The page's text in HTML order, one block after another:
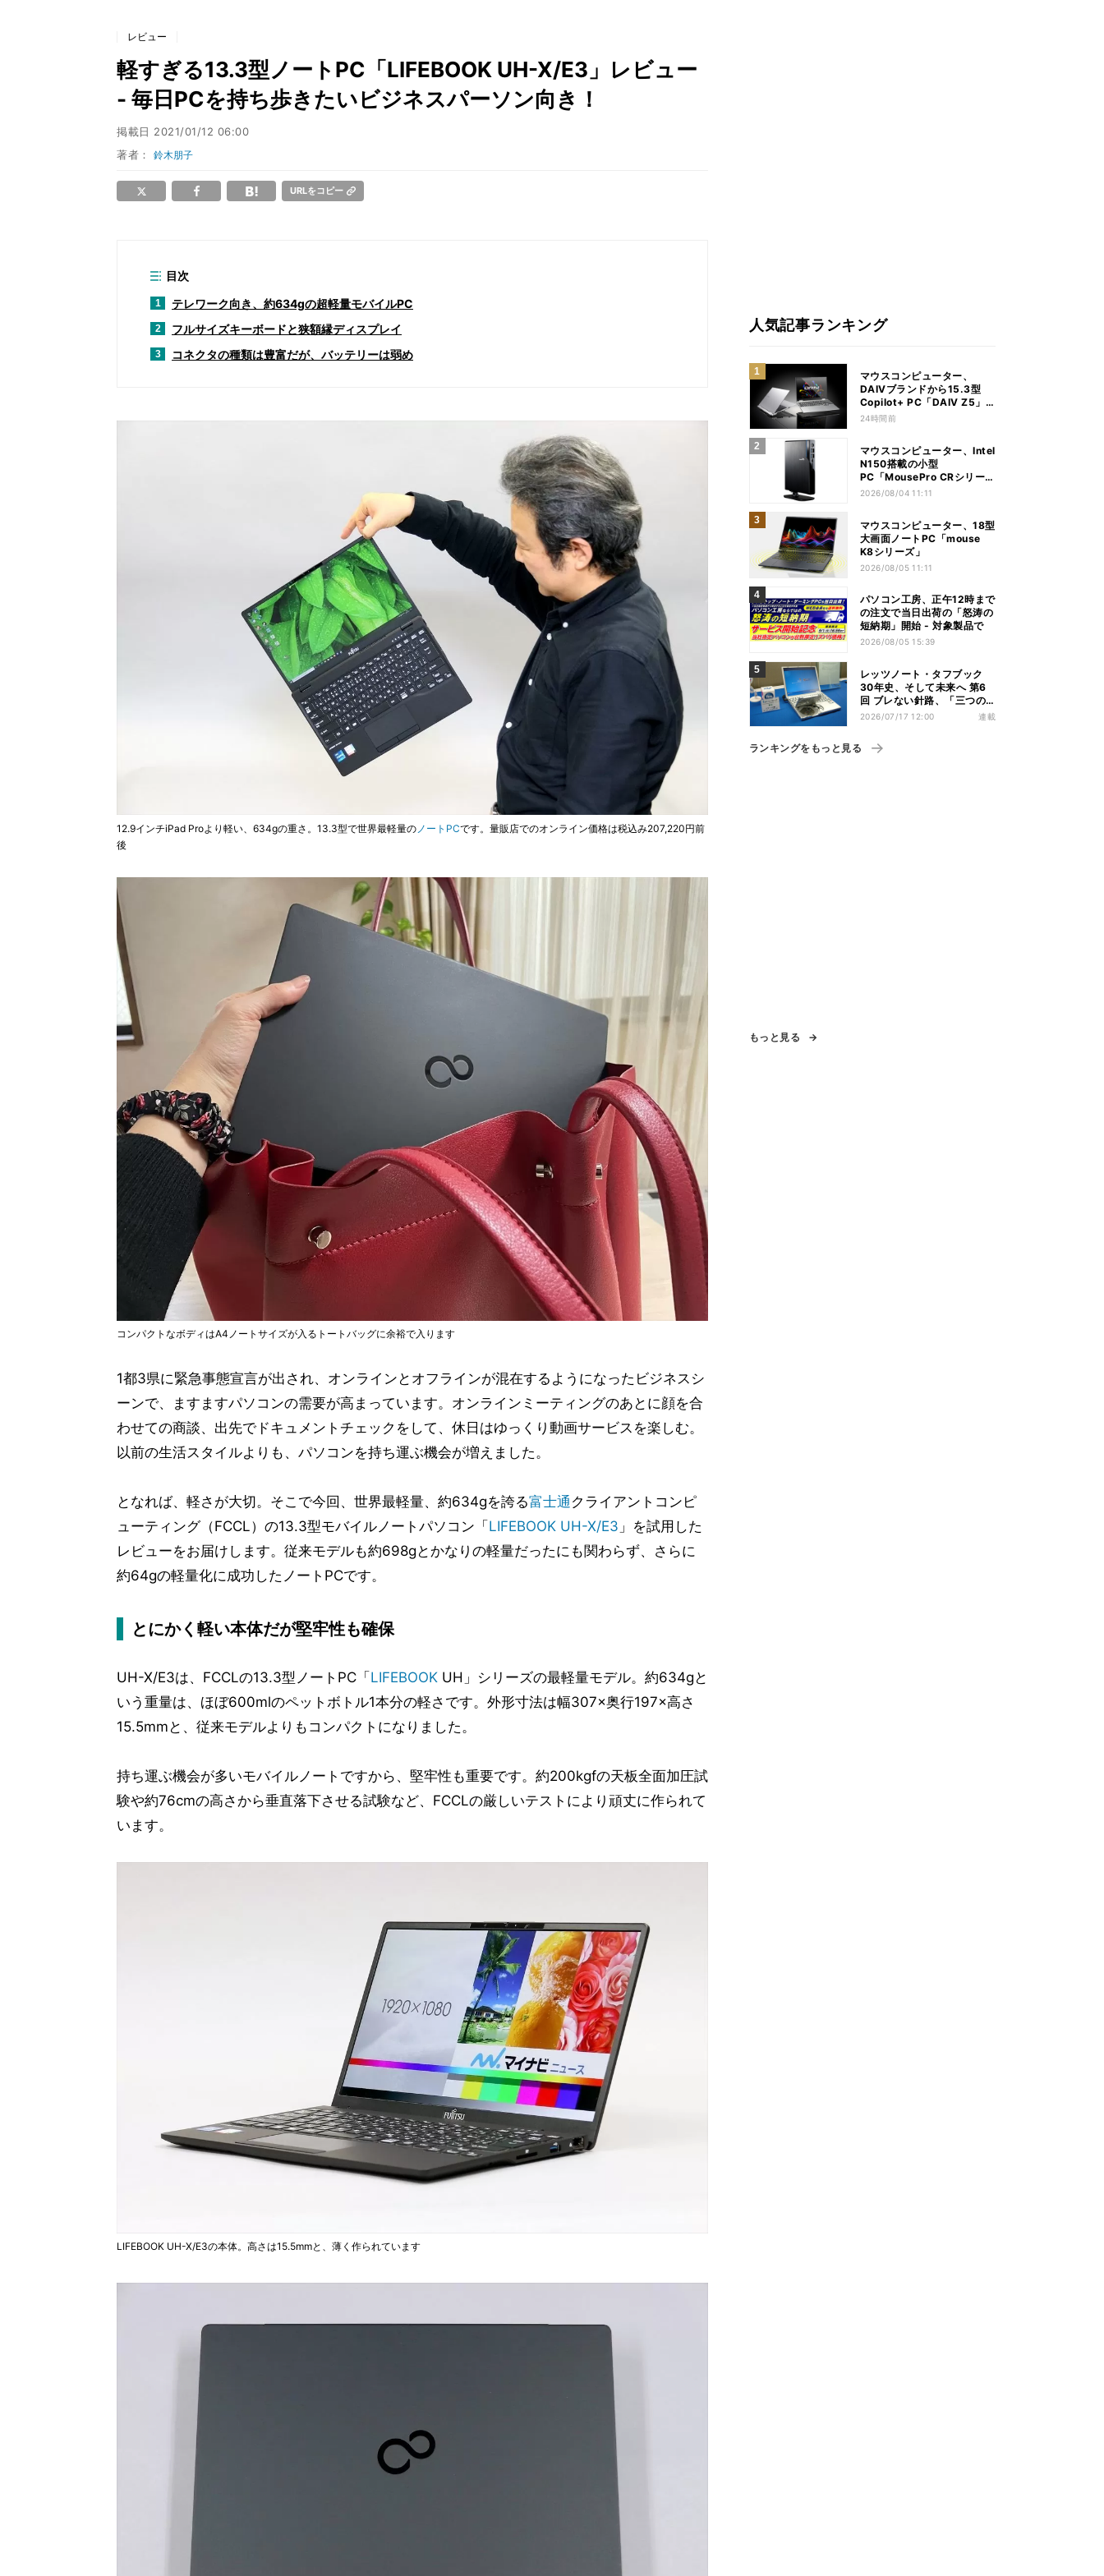
レビュー
軽すぎる13.3型ノートPC「LIFEBOOK UH-X/E3」レビュー
- 毎日PCを持ち歩きたいビジネスパーソン向き！
掲載日 2021/01/12 06:00
著者：鈴木朋子
URLをコピー
目次
1 テレワーク向き、約634gの超軽量モバイルPC
2 フルサイズキーボードと狭額縁ディスプレイ
3 コネクタの種類は豊富だが、バッテリーは弱め
12.9インチiPad Proより軽い、634gの重さ。13.3型で世界最軽量のノートPCです。量販店でのオンライン価格は税込み207,220円前
後
コンパクトなボディはA4ノートサイズが入るトートバッグに余裕で入ります
1都3県に緊急事態宣言が出され、オンラインとオフラインが混在するようになったビジネスシ
ーンで、ますますパソコンの需要が高まっています。オンラインミーティングのあとに顔を合
わせての商談、出先でドキュメントチェックをして、休日はゆっくり動画サービスを楽しむ。
以前の生活スタイルよりも、パソコンを持ち運ぶ機会が増えました。
となれば、軽さが大切。そこで今回、世界最軽量、約634gを誇る富士通 クライアントコンピ
ューティング（FCCL）の13.3型モバイルノートパソコン「 LIFEBOOK UH-X/E3 」を試用した
レビューをお届けします。従来モデルも約698gとかなりの軽量だったにも関わらず、さらに
約64gの軽量化に成功したノートPCです。
とにかく軽い本体だが堅牢性も確保
UH-X/E3は、FCCLの13.3型ノートPC「 LIFEBOOK UH」シリーズの最軽量モデル。約634gと
いう重量は、ほぼ600mlのペットボトル1本分の軽さです。外形寸法は幅307×奥行197×高さ
15.5mmと、従来モデルよりもコンパクトになりました。
持ち運ぶ機会が多いモバイルノートですから、堅牢性も重要です。約200kgfの天板全面加圧試
験や約76cmの高さから垂直落下させる試験など、FCCLの厳しいテストにより頑丈に作られて
います。
LIFEBOOK UH-X/E3の本体。高さは15.5mmと、薄く作られています
人気記事ランキング
マウスコンピューター、
DAIVブランドから15.3型
Copilot+ PC「DAIV Z5」
発売
24時間前
マウスコンピューター、Intel
N150搭載の小型
PC「MousePro CRシリー
ズ」
2026/08/04 11:11
マウスコンピューター、18型
大画面ノートPC「mouse
K8シリーズ」
2026/08/05 11:11
パソコン工房、正午12時まで
の注文で当日出荷の「怒涛の
短納期」開始 - 対象製品で
2026/08/05 15:39
レッツノート・タフブック
30年史、そして未来へ 第6
回 ブレない針路、「三つの
矢」でシン・レッツノートの
2026/07/17 12:00 連載
ランキングをもっと見る
もっと見る